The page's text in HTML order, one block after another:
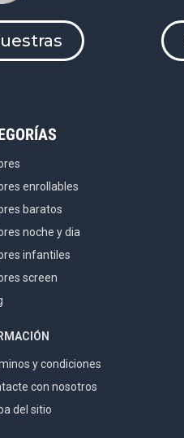
enrollables
baratos
noche y dia
infantiles
screen
y condiciones
con nosotros
del sitio